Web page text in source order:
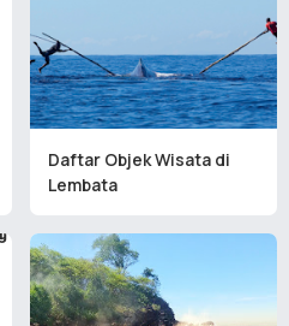
Daftar Objek Wisata di
Lembata